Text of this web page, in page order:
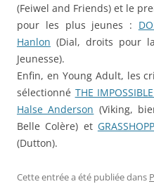
(Feiwel and Friends) et le
pour les plus jeunes :
Hanlon (Dial, droits pour
Jeunesse).
Enfin, en Young Adult, les
sélectionné THE
Halse Anderson (Viking,
Belle Colère) et
(Dutton).
Cette entrée a été publiée dans